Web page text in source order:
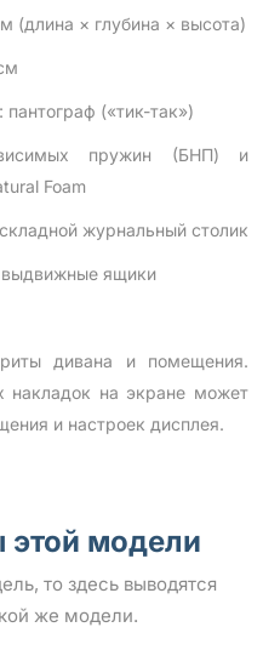
(длина × глубина × высота)
(«тик-так»)
пружин (БНП) и
Foam
журнальный столик
выдвижные ящики
дивана и помещения.
накладок на экране может
и настроек дисплея.
этой модели
то здесь выводятся
же модели.